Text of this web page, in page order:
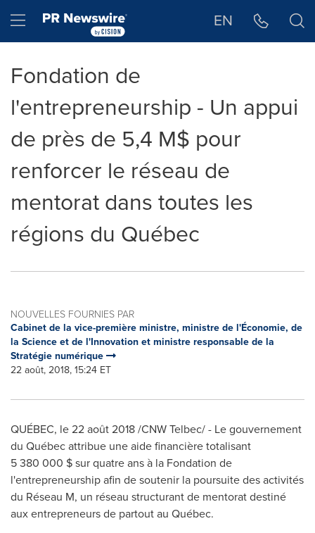
Hamburger menu EN
Fondation de
l'entrepreneurship - Un appui
de près de 5,4 M$ pour
renforcer le réseau de
mentorat dans toutes les
régions du Québec
NOUVELLES FOURNIES PAR
Cabinet de la vice-première ministre, ministre de l'Économie, de
la Science et de l'Innovation et ministre responsable de la
Stratégie numérique
22 août, 2018, 15:24 ET
QUÉBEC, le 22 août 2018 /CNW Telbec/ - Le gouvernement
du Québec attribue une aide financière totalisant
5 380 000 $ sur quatre ans à la Fondation de
l'entrepreneurship afin de soutenir la poursuite des activités
du Réseau M, un réseau structurant de mentorat destiné
aux entrepreneurs de partout au Québec.